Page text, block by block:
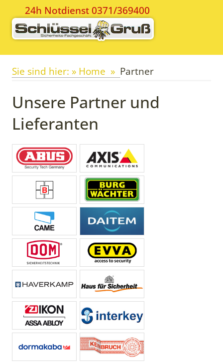
24h Notdienst 0371/369400
Sie sind hier: » Home Partner
Unsere Partner und
Lieferanten